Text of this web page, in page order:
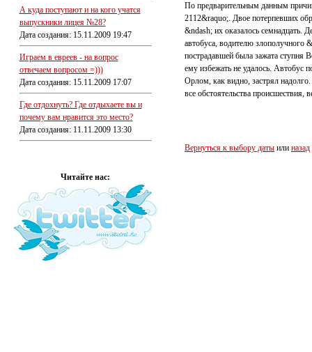
А куда поступают и на кого учатся
выпускники лицея №28?
Дата создания: 15.11.2009 19:47
Играем в евреев - на вопрос
отвечаем вопросом =)))
Дата создания: 15.11.2009 17:07
Где отдохнуть? Где отдыхаете вы и
почему вам нравится это место?
Дата создания: 11.11.2009 13:30
Читайте нас:
По предварительным данным
2112&raquo;. Двое потерпевших
&ndash; их оказалось семнадцать.
автобуса, водителю
пострадавшей была зажата
ему избежать не удалось. Автобус
Орлом, как видно, застрял
все обстоятельства происшествия,
Вернуться к выбору даты или назад